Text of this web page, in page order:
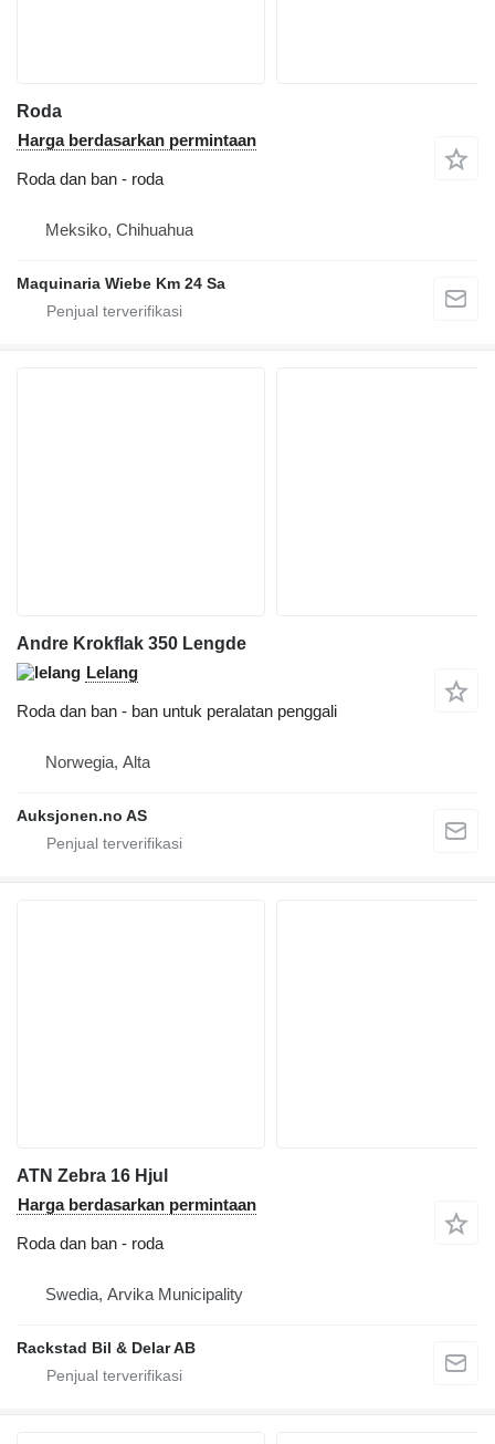
Roda
Harga berdasarkan permintaan
Roda dan ban - roda
Meksiko, Chihuahua
Maquinaria Wiebe Km 24 Sa
Andre Krokflak 350 Lengde
Lelang
Roda dan ban - ban untuk peralatan penggali
Norwegia, Alta
Auksjonen.no AS
ATN Zebra 16 Hjul
Harga berdasarkan permintaan
Roda dan ban - roda
Swedia, Arvika Municipality
Rackstad Bil & Delar AB